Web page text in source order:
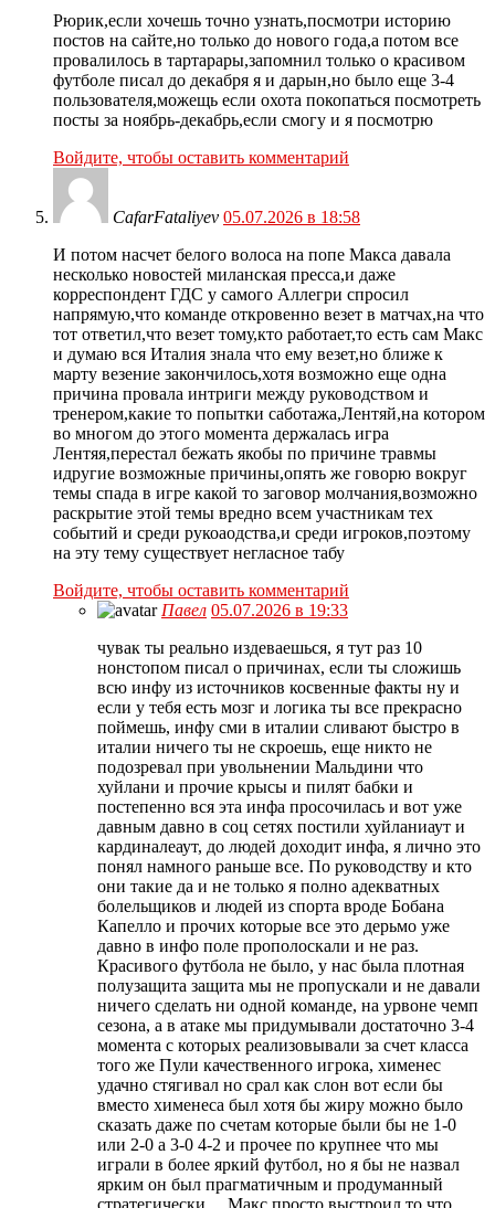
Рюрик,если хочешь точно узнать,посмотри историю
постов на сайте,но только до нового года,а потом все
провалилось в тартарары,запомнил только о красивом
футболе писал до декабря я и дарын,но было еще 3-4
пользователя,можещь если охота покопаться посмотреть
посты за ноябрь-декабрь,если смогу и я посмотрю
Войдите, чтобы оставить комментарий
CafarFataliyev 05.07.2026 в 18:58
И потом насчет белого волоса на попе Макса давала
несколько новостей миланская пресса,и даже
корреспондент ГДС у самого Аллегри спросил
напрямую,что команде откровенно везет в матчах,на что
тот ответил,что везет тому,кто работает,то есть сам Макс
и думаю вся Италия знала что ему везет,но ближе к
марту везение закончилось,хотя возможно еще одна
причина провала интриги между руководством и
тренером,какие то попытки саботажа,Лентяй,на котором
во многом до этого момента держалась игра
Лентяя,перестал бежать якобы по причине травмы
идругие возможные причины,опять же говорю вокруг
темы спада в игре какой то заговор молчания,возможно
раскрытие этой темы вредно всем участникам тех
событий и среди рукоаодства,и среди игроков,поэтому
на эту тему существует негласное табу
Войдите, чтобы оставить комментарий
Павел 05.07.2026 в 19:33
чувак ты реально издеваешься, я тут раз 10
нонстопом писал о причинах, если ты сложишь
всю инфу из источников косвенные факты ну и
если у тебя есть мозг и логика ты все прекрасно
поймешь, инфу сми в италии сливают быстро в
италии ничего ты не скроешь, еще никто не
подозревал при увольнении Мальдини что
хуйлани и прочие крысы и пилят бабки и
постепенно вся эта инфа просочилась и вот уже
давным давно в соц сетях постили хуйланиаут и
кардиналеаут, до людей доходит инфа, я лично это
понял намного раньше все. По руководству и кто
они такие да и не только я полно адекватных
болельщиков и людей из спорта вроде Бобана
Капелло и прочих которые все это дерьмо уже
давно в инфо поле прополоскали и не раз.
Красивого футбола не было, у нас была плотная
полузащита защита мы не пропускали и не давали
ничего сделать ни одной команде, на урвоне чемп
сезона, а в атаке мы придумывали достаточно 3-4
момента с которых реализовывали за счет класса
того же Пули качественного игрока, хименес
удачно стягивал но срал как слон вот если бы
вместо хименеса был хотя бы жиру можно было
сказать даже по счетам которые были бы не 1-0
или 2-0 а 3-0 4-2 и прочее по крупнее что мы
играли в более яркий футбол, но я бы не назвал
ярким он был прагматичным и продуманный